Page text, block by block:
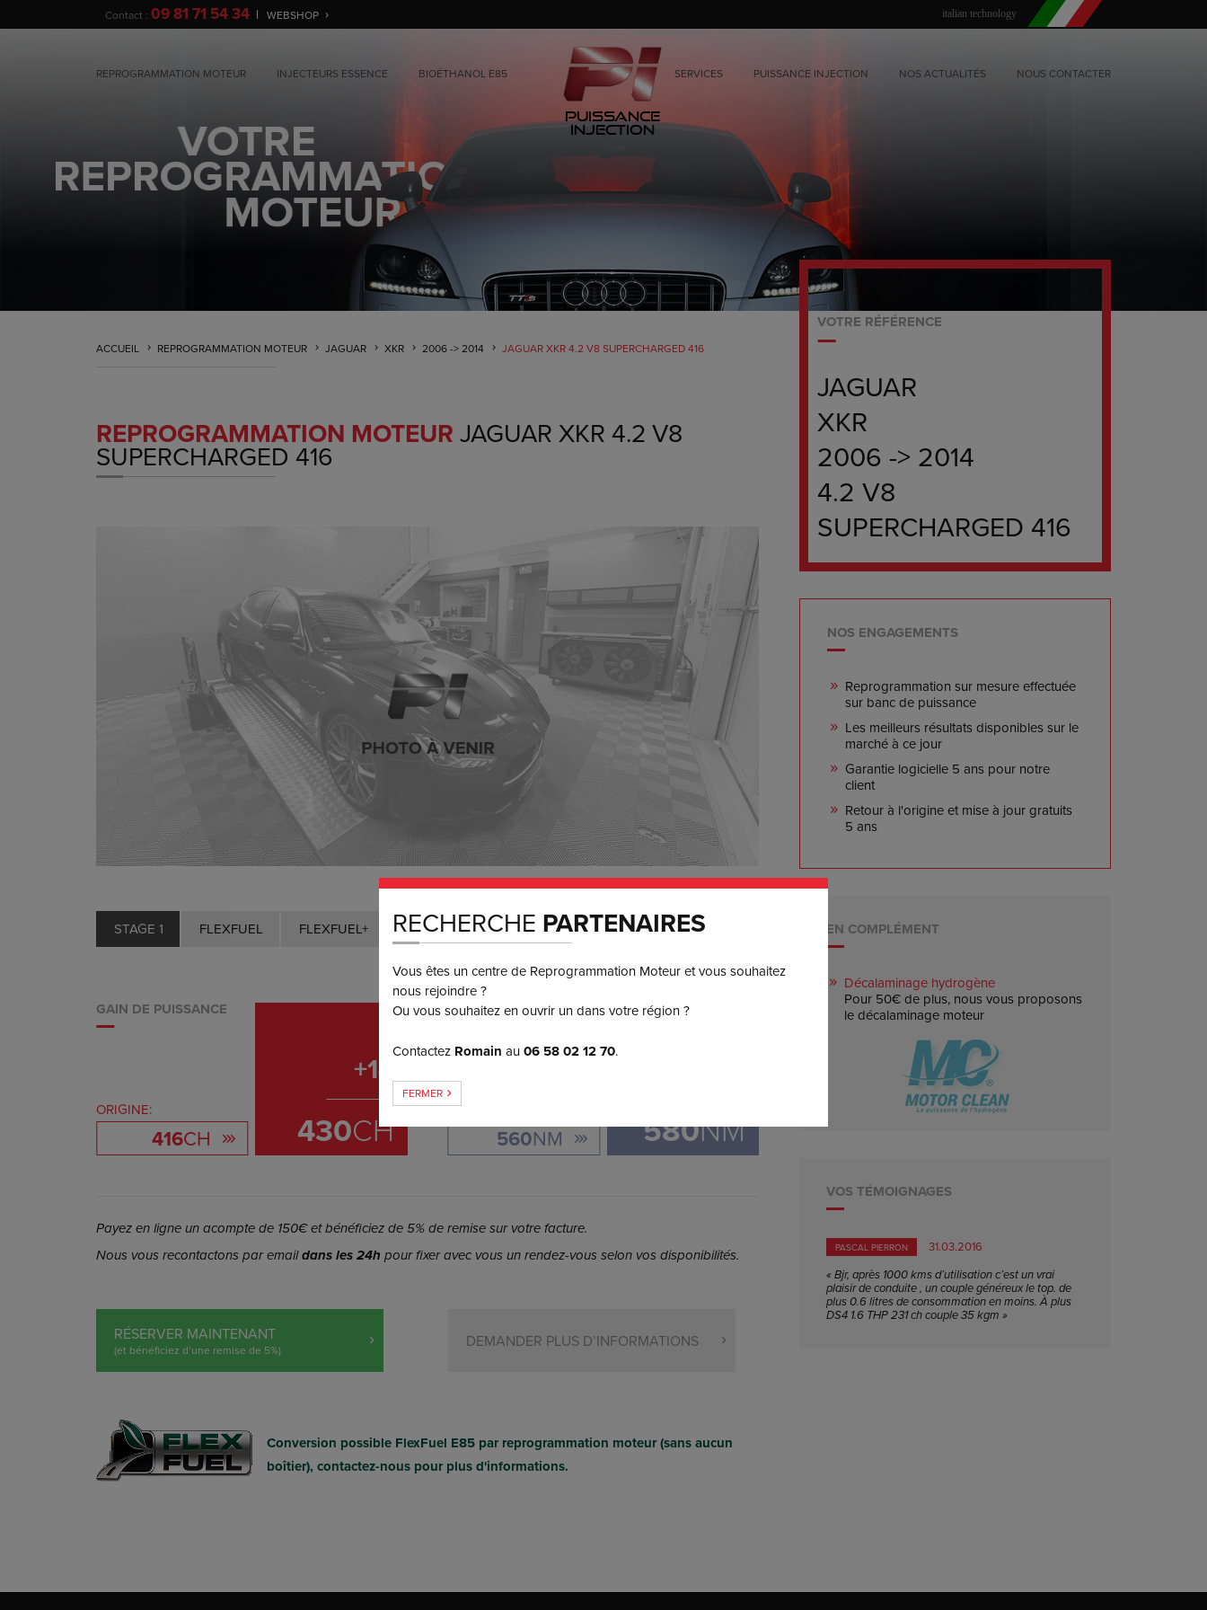
italian technology
Contact : 09 81 71 54 34 WEBSHOP
Puissance
Injection
REPROGRAMMATION MOTEUR INJECTEURS ESSENCE BIOÉTHANOL E85 SERVICES PUISSANCE INJECTION NOS ACTUALITÉS NOUS CONTACTER
ACCUEIL REPROGRAMMATION MOTEUR JAGUAR XKR 2006 -> 2014 JAGUAR XKR 4.2 V8 SUPERCHARGED 416
REPROGRAMMATION MOTEUR JAGUAR XKR 4.2 V8
SUPERCHARGED 416
STAGE 1 FLEXFUEL FLEXFUEL+ 3 ou 4x
SANS FRAIS 850
GAIN DE PUISSANCE
ORIGINE:
416CH
+14
430CH
GAIN DE COUPLE
ORIGINE:
560NM 580NM
Payez en ligne un acompte de 150€ et bénéficiez de 5% de remise sur votre facture.
Nous vous recontactons par emaildans les 24h pour fixer avec vous un rendez-vous selon vos disponibilités.
RÉSERVER MAINTENANT
(et bénéficiez d’une remise de 5%) DEMANDER PLUS D’INFORMATIONS
Conversion possible FlexFuel E85 par reprogrammation moteur (sans aucun
boîtier), contactez-nous pour plus d'informations.
VOTRE RÉFÉRENCE
JAGUAR
XKR
2006 -> 2014
4.2 V8
SUPERCHARGED 416
NOS ENGAGEMENTS
Reprogrammation sur mesure effectuée
sur banc de puissance
Les meilleurs résultats disponibles sur le
marché à ce jour
Garantie logicielle 5 ans pour notre
client
Retour à l'origine et mise à jour gratuits
5 ans
EN COMPLÉMENT
Décalaminage hydrogène
Pour 50€ de plus, nous vous proposons
le décalaminage moteur
VOS TÉMOIGNAGES
PASCAL PIERRON 31.03.2016
« Bjr, après 1000 kms d’utilisation c’est un vrai
plaisir de conduite , un couple généreux le top. de
plus 0.6 litres de consommation en moins. À plus
DS4 1.6 THP 231 ch couple 35 kgm »
RECHERCHE PARTENAIRES
Vous êtes un centre de Reprogrammation Moteur et vous souhaitez
nous rejoindre ?
Ou vous souhaitez en ouvrir un dans votre région ?
Contactez Romain au06 58 02 12 70.
FERMER